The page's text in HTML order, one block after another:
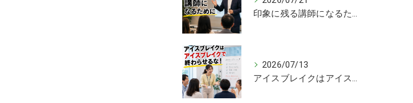
印象に残る講師になるために
2026/07/13
アイスブレイクはアイスブレイクで終わらせるな！